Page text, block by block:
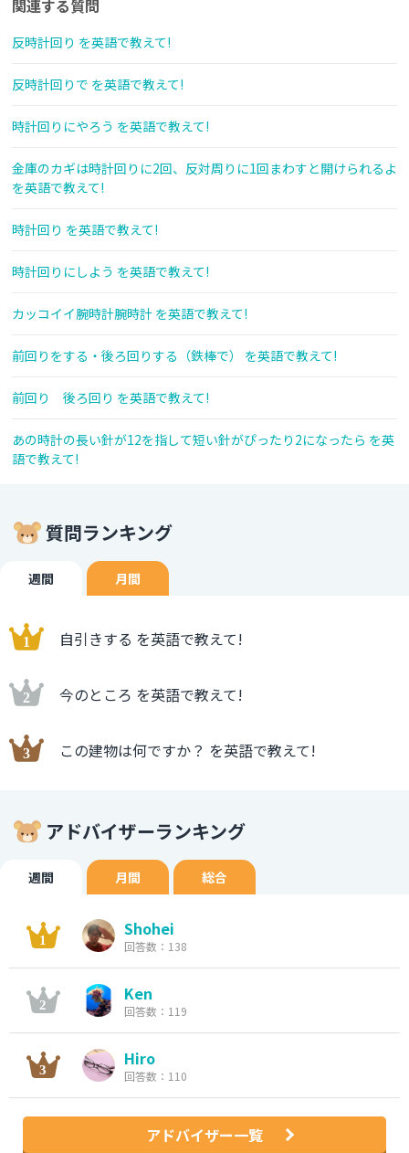
関連する質問
反時計回り を英語で教えて!
反時計回りで を英語で教えて!
時計回りにやろう を英語で教えて!
金庫のカギは時計回りに2回、反対周りに1回まわすと開けられるよ
を英語で教えて!
時計回り を英語で教えて!
時計回りにしよう を英語で教えて!
カッコイイ腕時計腕時計 を英語で教えて!
前回りをする・後ろ回りする（鉄棒で） を英語で教えて!
前回り 後ろ回り を英語で教えて!
あの時計の長い針が12を指して短い針がぴったり2になったら を英
語で教えて!
質問ランキング
週間 月間
自引きする を英語で教えて!
今のところ を英語で教えて!
この建物は何ですか？ を英語で教えて!
アドバイザーランキング
週間 月間 総合
Shohei
回答数：138
Ken
回答数：119
Hiro
回答数：110
アドバイザー一覧